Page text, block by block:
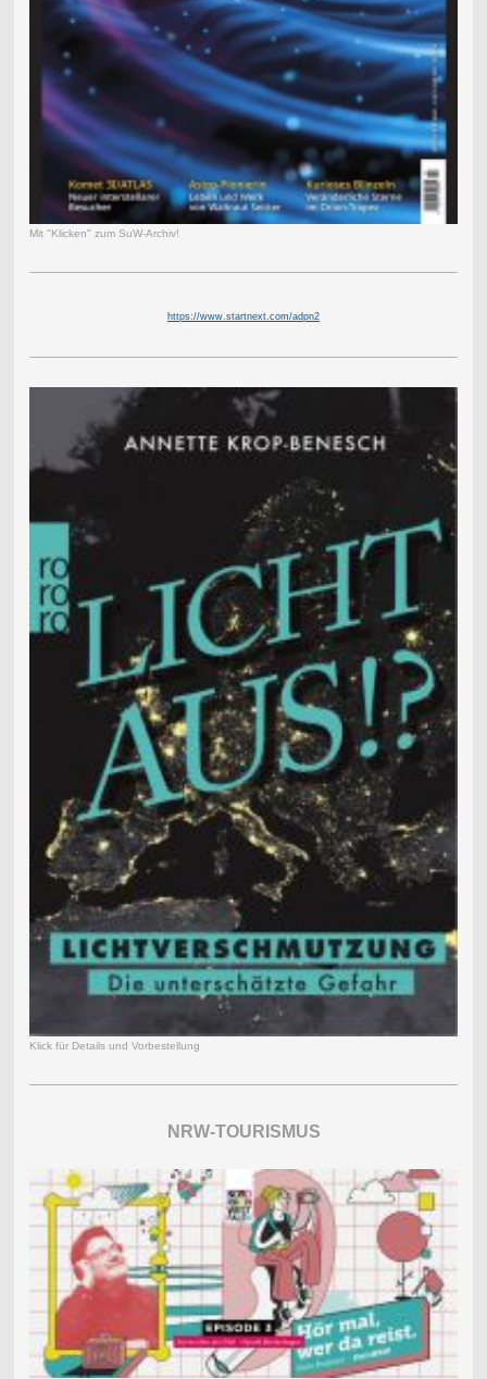
Mit "Klicken" zum SuW-Archiv!
https://www.startnext.com/adpn2
Klick für Details und Vorbestellung
NRW-TOURISMUS